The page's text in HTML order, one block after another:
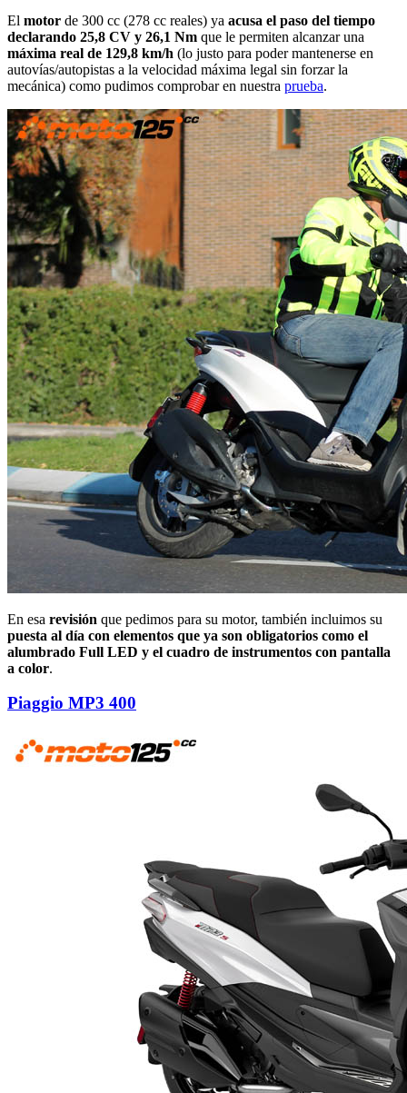
El motor de 300 cc (278 cc reales) ya acusa el paso del tiempo
declarando 25,8 CV y 26,1 Nm que le permiten alcanzar una
máxima real de 129,8 km/h (lo justo para poder mantenerse en
autovías/autopistas a la velocidad máxima legal sin forzar la
mecánica) como pudimos comprobar en nuestra prueba.
En esa revisión que pedimos para su motor, también incluimos su
puesta al día con elementos que ya son obligatorios como el
alumbrado Full LED y el cuadro de instrumentos con pantalla
a color.
Piaggio MP3 400